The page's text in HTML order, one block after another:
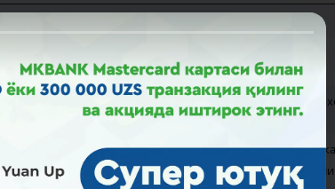
2 фаза" лойиҳаси
рўйхатдан ўтказилган жисмоний шахс, хусусий
ёки қишлоқ хўжалиги корхоналари
ишлаб чиқаришни ташкил этиш учун ускуна ва
ташкил этиш учун ускуна, жиҳоз ва техникалар сотиб